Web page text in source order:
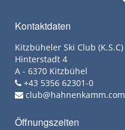
Kontaktdaten
Kitzbüheler Ski Club (K.S.C)
Hinterstadt 4
A - 6370 Kitzbühel
+43 5356 62301-0
club@hahnenkamm.com
Öffnungszeiten